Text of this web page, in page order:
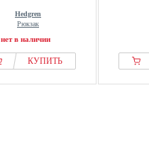
Hedgren
Рюкзак
нет в наличии
КУПИТЬ